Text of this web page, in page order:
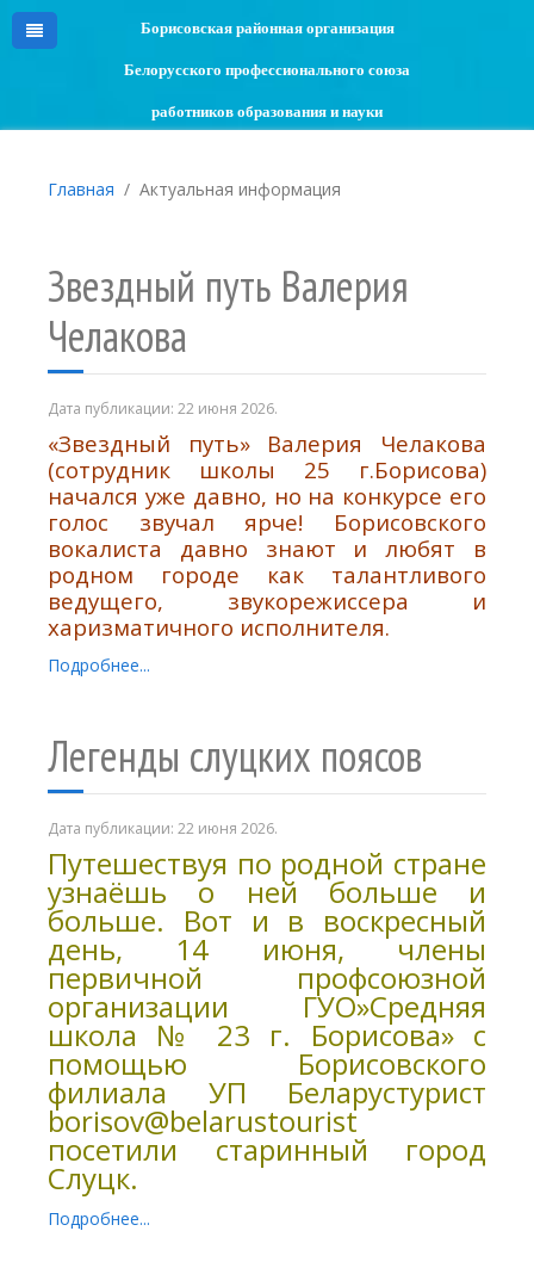
Борисовская районная организация
Белорусского профессионального союза
работников образования и науки
Главная Актуальная информация
Звездный путь Валерия
Челакова
Дата публикации: 22 июня 2026.
«Звездный путь» Валерия Челакова
(сотрудник школы 25 г.Борисова)
начался уже давно, но на конкурсе его
голос звучал ярче! Борисовского
вокалиста давно знают и любят в
родном городе как талантливого
ведущего, звукорежиссера и
харизматичного исполнителя.
Подробнее...
Легенды слуцких поясов
Дата публикации: 22 июня 2026.
Путешествуя по родной стране
узнаёшь о ней больше и
больше. Вот и в воскресный
день, 14 июня, члены
первичной профсоюзной
организации ГУО»Средняя
школа № 23 г. Борисова» с
помощью Борисовского
филиала УП Беларустурист
borisov@belarustourist
посетили старинный город
Слуцк.
Подробнее...